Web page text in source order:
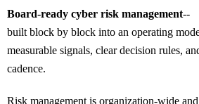
Board-ready cyber risk management--
built block by block into an operating
measurable signals, clear decision rules,
cadence.
Risk management is organization-wide